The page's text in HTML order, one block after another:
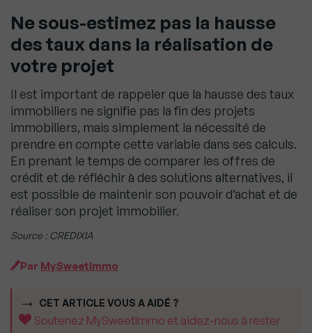
Ne sous-estimez pas la hausse
des taux dans la réalisation de
votre projet
Il est important de rappeler que la hausse des taux
immobiliers ne signifie pas la fin des projets
immobiliers, mais simplement la nécessité de
prendre en compte cette variable dans ses calculs.
En prenant le temps de comparer les offres de
crédit et de réfléchir à des solutions alternatives, il
est possible de maintenir son pouvoir d’achat et de
réaliser son projet immobilier.
Source : CREDIXIA
Par MySweetImmo
CET ARTICLE VOUS A AIDÉ ?
Soutenez MySweetImmo et aidez-nous à rester